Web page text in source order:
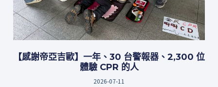
【感謝帝亞吉歐】一年、30 台警報器、2,300 位
體驗 CPR 的人
2026-07-11